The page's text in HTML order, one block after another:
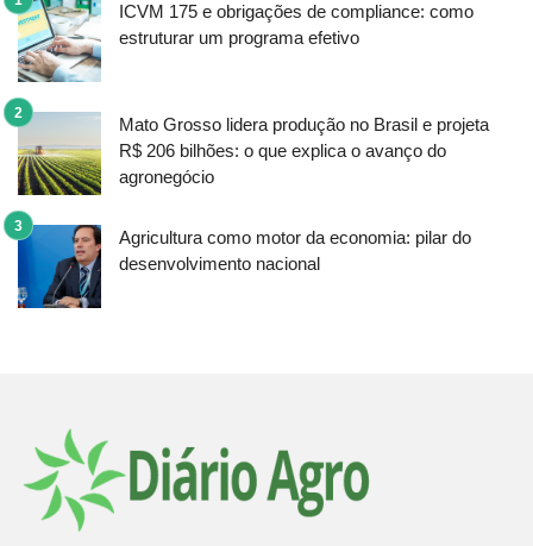
ICVM 175 e obrigações de compliance: como
estruturar um programa efetivo
Mato Grosso lidera produção no Brasil e projeta
R$ 206 bilhões: o que explica o avanço do
agronegócio
Agricultura como motor da economia: pilar do
desenvolvimento nacional